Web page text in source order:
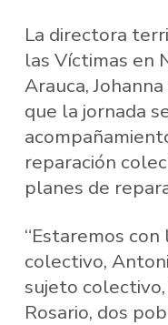
La directora
las Víctimas en
Arauca,
que la jornada
reparación
planes de
“Estaremos
colectivo,
sujeto
Rosario, dos